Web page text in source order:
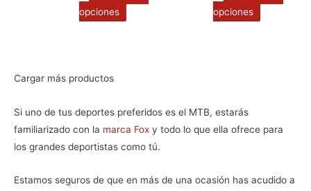
opciones
producto
opciones
producto
Cargar más productos
Si uno de tus deportes preferidos es el MTB, estarás
familiarizado con la marca Fox y todo lo que ella ofrece para
los grandes deportistas como tú.
Estamos seguros de que en más de una ocasión has acudido a